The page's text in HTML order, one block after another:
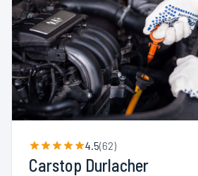
4.5(62)
Carstop Durlacher